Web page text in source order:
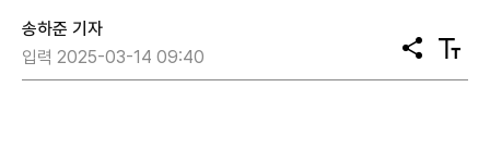
송하준 기자
입력 2025-03-14 09:40
공
유
텍
스